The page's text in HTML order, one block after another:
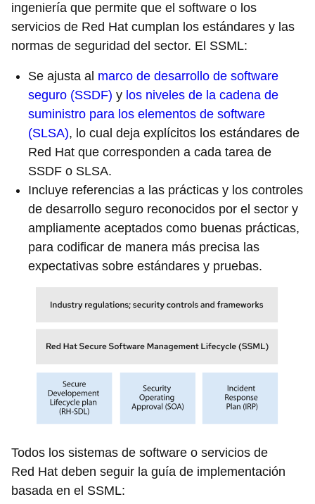
ingeniería que permite que el software o los
servicios de Red Hat cumplan los estándares y las
normas de seguridad del sector. El SSML:
Se ajusta al marco de desarrollo de software
seguro (SSDF) y los niveles de la cadena de
suministro para los elementos de software
(SLSA), lo cual deja explícitos los estándares de
Red Hat que corresponden a cada tarea de
SSDF o SLSA.
Incluye referencias a las prácticas y los controles
de desarrollo seguro reconocidos por el sector y
ampliamente aceptados como buenas prácticas,
para codificar de manera más precisa las
expectativas sobre estándares y pruebas.
Todos los sistemas de software o servicios de
Red Hat deben seguir la guía de implementación
basada en el SSML: